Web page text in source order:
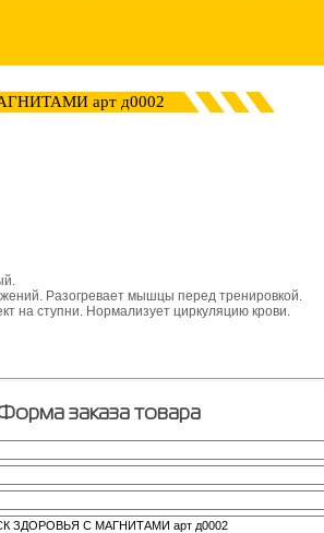
арт д0002
Разогревает мышцы перед тренировкой.
на ступни. Нормализует циркуляцию крови.
заказа товара